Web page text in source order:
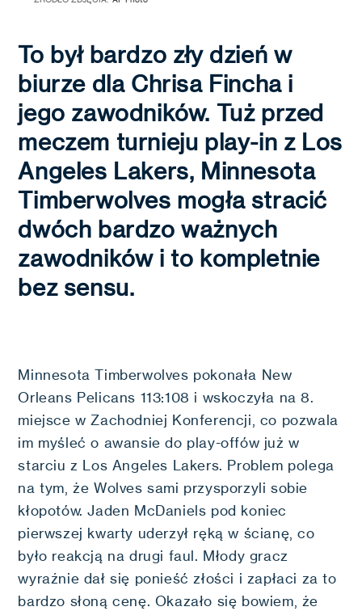
To był bardzo zły dzień w
biurze dla Chrisa Fincha i
jego zawodników. Tuż przed
meczem turnieju play-in z Los
Angeles Lakers, Minnesota
Timberwolves mogła stracić
dwóch bardzo ważnych
zawodników i to kompletnie
bez sensu.
Minnesota Timberwolves pokonała New
Orleans Pelicans 113:108 i wskoczyła na 8.
miejsce w Zachodniej Konferencji, co pozwala
im myśleć o awansie do play-offów już w
starciu z Los Angeles Lakers. Problem polega
na tym, że Wolves sami przysporzyli sobie
kłopotów. Jaden McDaniels pod koniec
pierwszej kwarty uderzył ręką w ścianę, co
było reakcją na drugi faul. Młody gracz
wyraźnie dał się ponieść złości i zapłaci za to
bardzo słoną cenę. Okazało się bowiem, że